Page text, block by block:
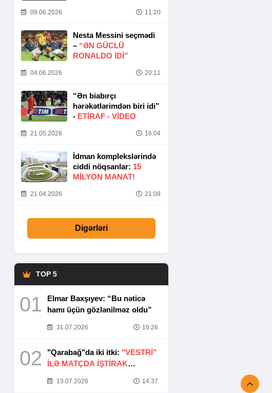
09.06.2026 11:20
Nesta Messini seçmədi
– “ƏN GÜCLÜ
RONALDO IDI”
04.06.2026 20:11
“Ən biabırçı
hərəkətlərimdən biri idi”
- ETIRAF - VİDEO
21.05.2026 16:04
İdman komplekslərində
ciddi nöqsanlar: 15
MILYON MANAT!
21.04.2026 21:08
Digərləri
TOP 5
01
Elmar Baxşıyev: “Bu nəticə
hamı üçün gözlənilməz oldu”
31.07.2026 16:26
02 "Qarabağ"da iki itki: "VESTRİ"
İLƏ MATÇDA İŞTİRAK
13.07.2026 14:37